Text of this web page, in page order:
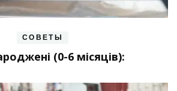
СОВЕТЫ
(0-6 місяців):